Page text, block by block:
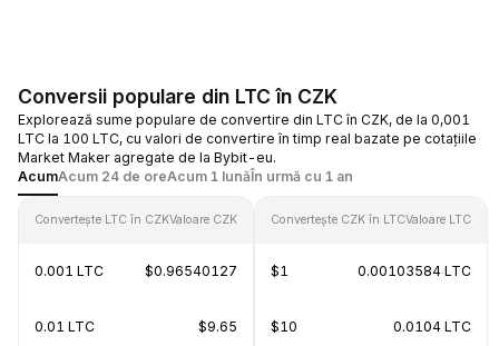
Conversii populare din LTC în CZK
Explorează sume populare de convertire din LTC în CZK, de la 0,001
LTC la 100 LTC, cu valori de convertire în timp real bazate pe cotațiile
Market Maker agregate de la Bybit-eu.
AcumAcum 24 de oreAcum 1 lunăÎn urmă cu 1 an
Convertește LTC în CZKValoare CZK
0.001 LTC $0.96540127
0.01 LTC $9.65
Convertește CZK în LTCValoare LTC
$1 0.00103584 LTC
$10 0.0104 LTC